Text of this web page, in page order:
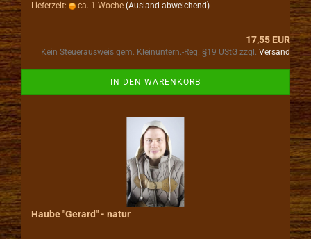
Lieferzeit: ca. 1 Woche (Ausland abweichend)
17,55 EUR
Kein Steuerausweis gem. Kleinuntern.-Reg. §19 UStG zzgl. Versand
IN DEN WARENKORB
Haube "Gerard" - natur